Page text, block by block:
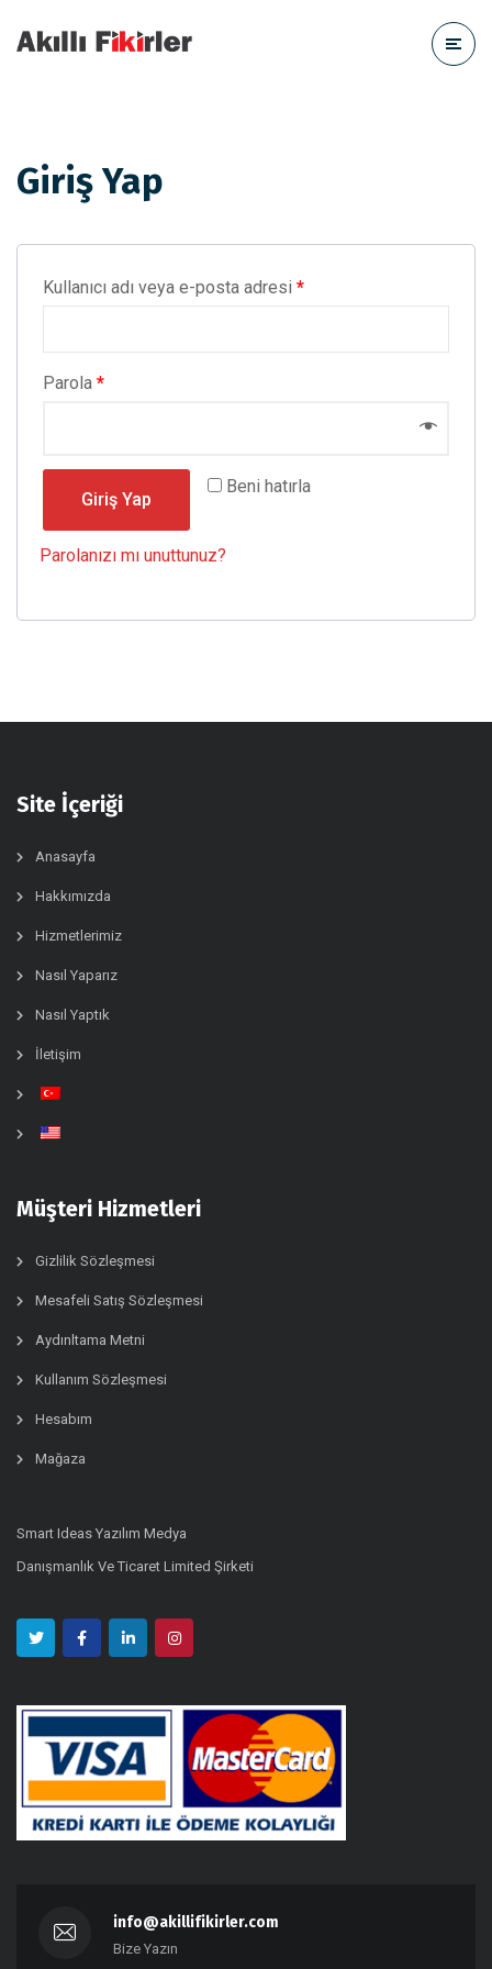
Giriş Yap
Kullanıcı adı veya e-posta adresi *
Parola *
Beni hatırla
Giriş Yap
Parolanızı mı unuttunuz?
Site İçeriği
Anasayfa
Hakkımızda
Hizmetlerimiz
Nasıl Yaparız
Nasıl Yaptık
İletişim
Müşteri Hizmetleri
Gizlilik Sözleşmesi
Mesafeli Satış Sözleşmesi
Aydınltama Metni
Kullanım Sözleşmesi
Hesabım
Mağaza
Smart Ideas Yazılım Medya
Danışmanlık Ve Ticaret Limited Şirketi
info@akillifikirler.com
Bize Yazın